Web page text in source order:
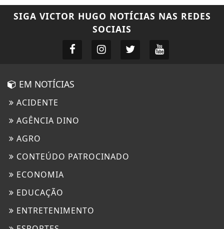
SIGA VICTOR HUGO NOTÍCIAS NAS REDES
SOCIAIS
EM NOTÍCIAS
ACIDENTE
AGÊNCIA DINO
AGRO
CONTEÚDO PATROCINADO
ECONOMIA
EDUCAÇÃO
ENTRETENIMENTO